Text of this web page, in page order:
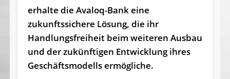
erhalte die Avaloq-Bank eine
zukunftssichere Lösung, die ihr
Handlungsfreiheit beim weiteren Ausbau
und der zukünftigen Entwicklung ihres
Geschäftsmodells ermögliche.